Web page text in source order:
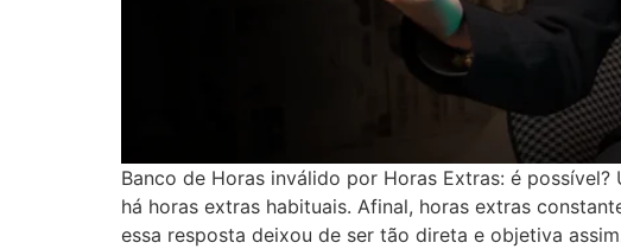
Banco de Horas inválido por Horas Extras: é
há horas extras habituais. Afinal, horas extras
essa resposta deixou de ser tão direta e objetiva